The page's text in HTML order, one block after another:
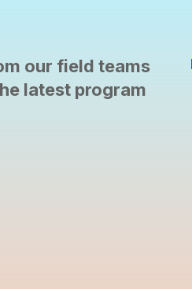
our field teams
latest program